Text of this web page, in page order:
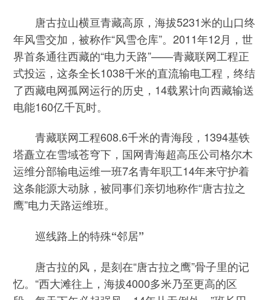
唐古拉山横亘青藏高原，海拔5231米的山口终
年风雪交加，被称作“风雪仓库”。2011年12月，世
界首条通往西藏的“电力天路”——青藏联网工程正
式投运，这条全长1038千米的直流输电工程，终结
了西藏电网孤网运行的历史，14载累计向西藏输送
电能160亿千瓦时。
青藏联网工程608.6千米的青海段，1394基铁
塔矗立在雪域苍穹下，国网青海超高压公司格尔木
运维分部输电运维一班7名青年职工14年来守护着
这条能源大动脉，被同事们亲切地称作“唐古拉之
鹰”电力天路运维班。
巡线路上的特殊“邻居”
唐古拉的风，是刻在“唐古拉之鹰”骨子里的记
忆。“西大滩往上，海拔4000多米乃至更高的区